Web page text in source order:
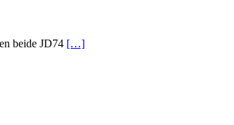
beide JD74 […]